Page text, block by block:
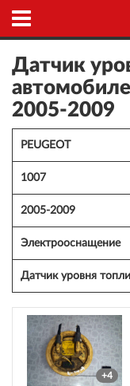
Датчик
2005-2009
PEUGEOT
1007
2005-2009
Электрооснащение
Датчик уровня
+4